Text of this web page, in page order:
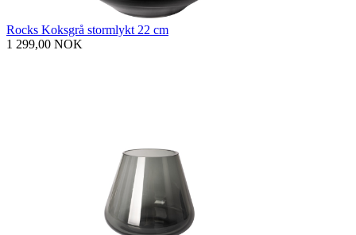
Rocks Koksgrå stormlykt 22 cm
1 299,00 NOK